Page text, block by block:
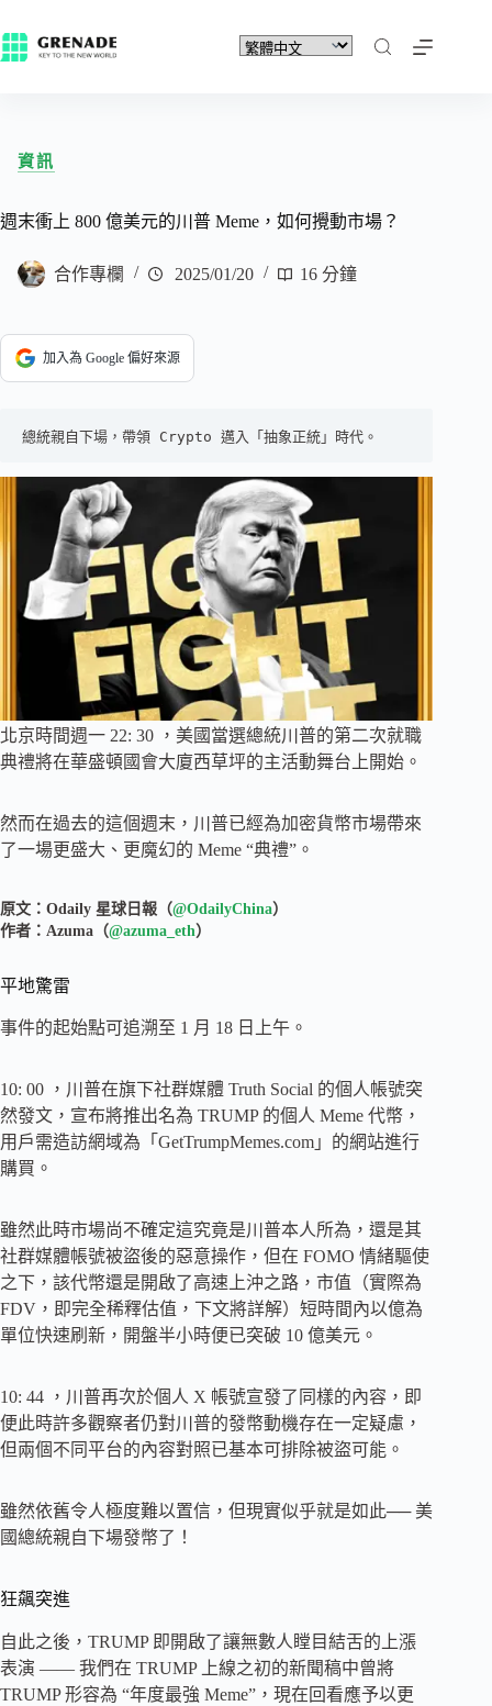
資訊
週末衝上 800 億美元的川普 Meme，如何攪動市場？
合作專欄 2025/01/20 16 分鐘
加入為 Google 偏好來源
總統親自下場，帶領 Crypto 邁入「抽象正統」時代。
北京時間週一 22: 30 ，美國當選總統川普的第二次就職
典禮將在華盛頓國會大廈西草坪的主活動舞台上開始。
然而在過去的這個週末，川普已經為加密貨幣市場帶來
了一場更盛大、更魔幻的 Meme “典禮”。
原文：Odaily 星球日報（@OdailyChina）
作者：Azuma（@azuma_eth）
平地驚雷
事件的起始點可追溯至 1 月 18 日上午。
10: 00 ，川普在旗下社群媒體 Truth Social 的個人帳號突
然發文，宣布將推出名為 TRUMP 的個人 Meme 代幣，
用戶需造訪網域為「GetTrumpMemes.com」的網站進行
購買。
雖然此時市場尚不確定這究竟是川普本人所為，還是其
社群媒體帳號被盜後的惡意操作，但在 FOMO 情緒驅使
之下，該代幣還是開啟了高速上沖之路，市值（實際為
FDV，即完全稀釋估值，下文將詳解）短時間內以億為
單位快速刷新，開盤半小時便已突破 10 億美元。
10: 44 ，川普再次於個人 X 帳號宣發了同樣的內容，即
便此時許多觀察者仍對川普的發幣動機存在一定疑慮，
但兩個不同平台的內容對照已基本可排除被盜可能。
雖然依舊令人極度難以置信，但現實似乎就是如此── 美
國總統親自下場發幣了！
狂飆突進
自此之後，TRUMP 即開啟了讓無數人瞠目結舌的上漲
表演 —— 我們在 TRUMP 上線之初的新聞稿中曾將
TRUMP 形容為 “年度最強 Meme”，現在回看應予以更